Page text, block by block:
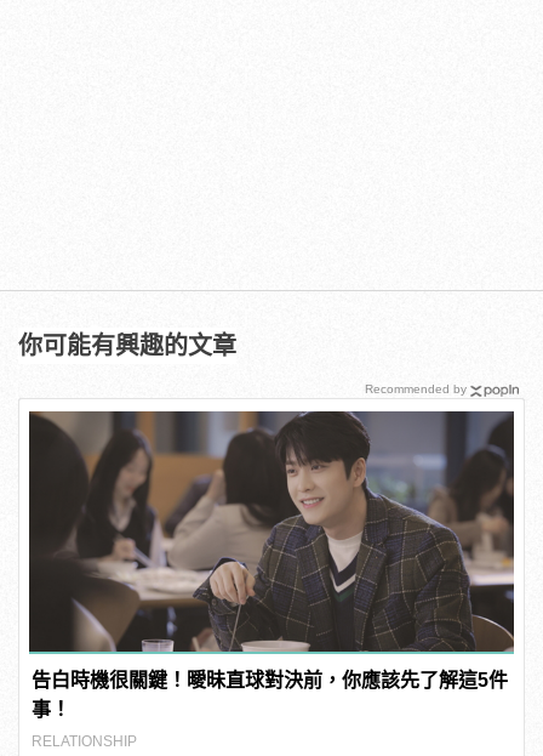
你可能有興趣的文章
告白時機很關鍵！曖昧直球對決前，你應該先了解這5件
事！
RELATIONSHIP
Recommended by